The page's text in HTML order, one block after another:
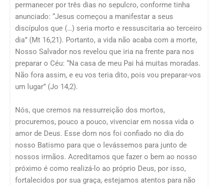
permanecer por três dias no sepulcro, conforme tinha
anunciado: “Jesus começou a manifestar a seus
discípulos que (…) seria morto e ressuscitaria ao terceiro
dia” (Mt 16,21). Portanto, a vida não acaba com a morte,
Nosso Salvador nos revelou que iria na frente para nos
preparar o Céu: “Na casa de meu Pai há muitas moradas.
Não fora assim, e eu vos teria dito, pois vou preparar-vos
um lugar” (Jo 14,2).
Nós, que cremos na ressurreição dos mortos,
procuremos, pouco a pouco, vivenciar em nossa vida o
amor de Deus. Esse dom nos foi confiado no dia do
nosso Batismo para que o levássemos para junto de
nossos irmãos. Acreditamos que fazer o bem ao nosso
próximo é como realizá-lo ao próprio Deus, por isso,
fortalecidos por sua graça, estejamos atentos para não